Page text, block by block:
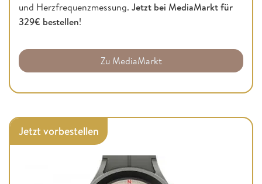
und Herzfrequenzmessung. Jetzt bei MediaMarkt für
329€ bestellen!
Zu MediaMarkt
Jetzt vorbestellen